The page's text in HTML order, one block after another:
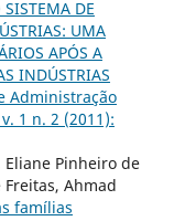
DE
UMA
APÓS A
INDÚSTRIAS
Administração
1 n. 2 (2011):
Eliane Pinheiro de
Ahmad
famílias